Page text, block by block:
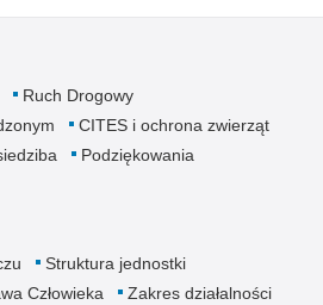
Ruch Drogowy
CITES i ochrona zwierząt
Podziękowania
Struktura jednostki
Człowieka
Zakres działalności